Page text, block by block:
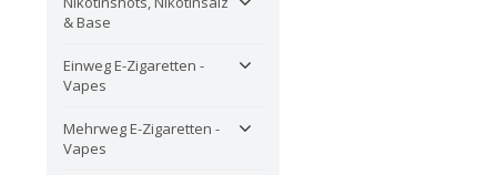
& Base
Einweg E-Zigaretten -
Vapes
Mehrweg E-Zigaretten -
Vapes